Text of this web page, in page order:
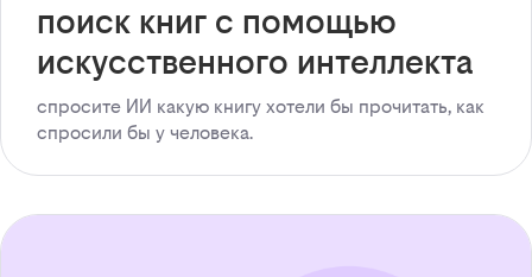
поиск книг с помощью
искусственного интеллекта
спросите ИИ какую книгу хотели бы прочитать, как
спросили бы у человека.